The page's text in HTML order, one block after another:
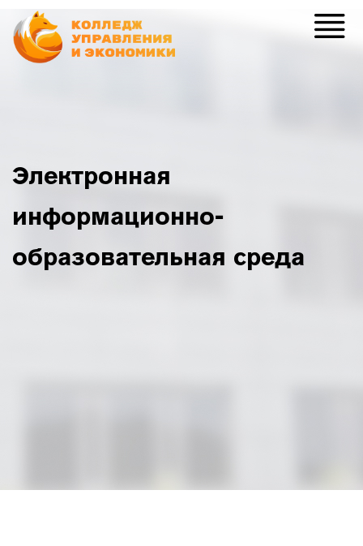
Электронная
информационно-
образовательная среда